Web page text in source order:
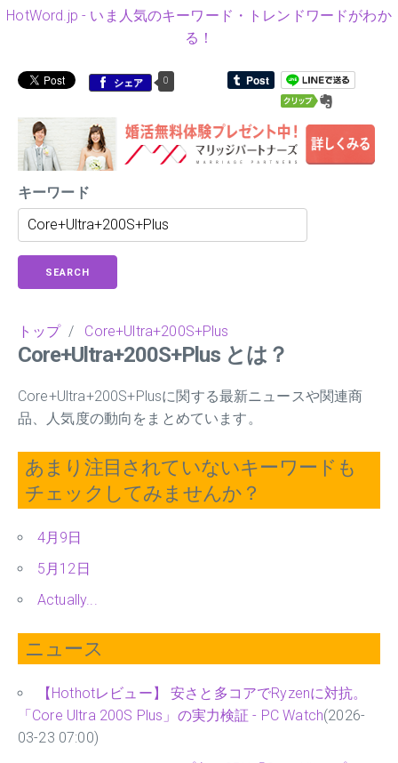
HotWord.jp - いま人気のキーワード・トレンドワードがわか
る！
シェア 0
キーワード
SEARCH
トップ/ Core+Ultra+200S+Plus
Core+Ultra+200S+Plus とは？
Core+Ultra+200S+Plusに関する最新ニュースや関連商
品、人気度の動向をまとめています。
あまり注目されていないキーワードも
チェックしてみませんか？
4月9日
5月12日
Actually...
ニュース
【Hothotレビュー】 安さと多コアでRyzenに対抗。
「Core Ultra 200S Plus」の実力検証 - PC Watch(2026-
03-23 07:00)